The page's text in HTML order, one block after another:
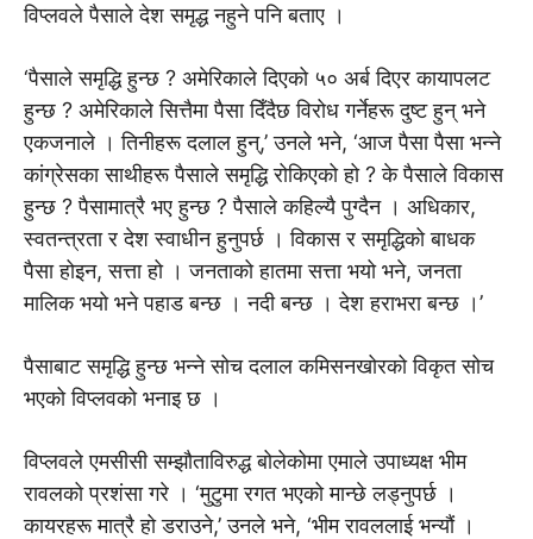
विप्लवले पैसाले देश समृद्ध नहुने पनि बताए ।
‘पैसाले समृद्धि हुन्छ ? अमेरिकाले दिएको ५० अर्ब दिएर कायापलट
हुन्छ ? अमेरिकाले सित्तैमा पैसा दिँदैछ विरोध गर्नेहरू दुष्ट हुन् भने
एकजनाले । तिनीहरू दलाल हुन्,’ उनले भने, ‘आज पैसा पैसा भन्ने
कांग्रेसका साथीहरू पैसाले समृद्धि रोकिएको हो ? के पैसाले विकास
हुन्छ ? पैसामात्रै भए हुन्छ ? पैसाले कहिल्यै पुग्दैन । अधिकार,
स्वतन्त्रता र देश स्वाधीन हुनुपर्छ । विकास र समृद्धिको बाधक
पैसा होइन, सत्ता हो । जनताको हातमा सत्ता भयो भने, जनता
मालिक भयो भने पहाड बन्छ । नदी बन्छ । देश हराभरा बन्छ ।’
पैसाबाट समृद्धि हुन्छ भन्ने सोच दलाल कमिसनखोरको विकृत सोच
भएको विप्लवको भनाइ छ ।
विप्लवले एमसीसी सम्झौताविरुद्ध बोलेकोमा एमाले उपाध्यक्ष भीम
रावलको प्रशंसा गरे । ‘मुटुमा रगत भएको मान्छे लड्नुपर्छ ।
कायरहरू मात्रै हो डराउने,’ उनले भने, ‘भीम रावललाई भन्यौं ।